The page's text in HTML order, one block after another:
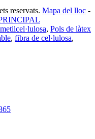
reservats. Mapa del lloc -
, Pols de làtex
, fibra de cel·lulosa,